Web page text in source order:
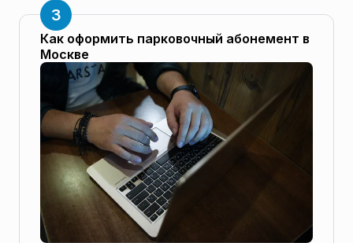
Как оформить парковочный абонемент в
Москве